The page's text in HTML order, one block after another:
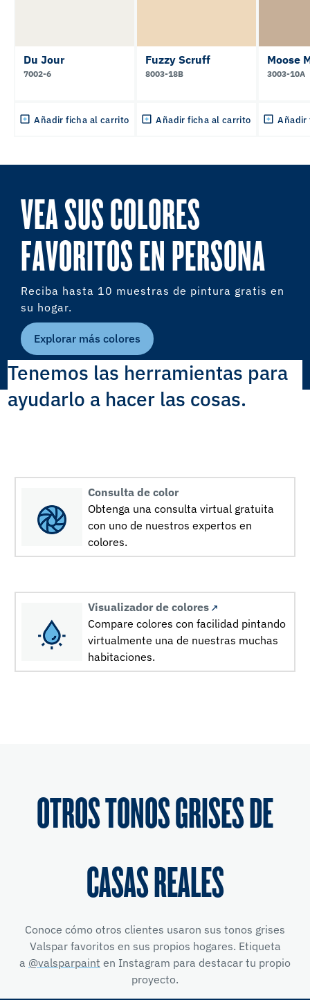
Du Jour
7002-6
Añadir ficha al carrito
Fuzzy Scruff
8003-18B
Añadir ficha al carrito
Moose
3003-10A
Añadir
VEA SUS COLORES
FAVORITOS EN PERSONA
Reciba hasta 10 muestras de pintura gratis en
su hogar.
Explorar más colores
Tenemos las herramientas para
ayudarlo a hacer las cosas.
Consulta de color
Obtenga una consulta virtual gratuita
con uno de nuestros expertos en
colores.
Visualizador de colores
Compare colores con facilidad pintando
virtualmente una de nuestras muchas
habitaciones.
OTROS TONOS GRISES DE
CASAS REALES
Conoce cómo otros clientes usaron sus tonos grises
Valspar favoritos en sus propios hogares. Etiqueta
a @valsparpaint en Instagram para destacar tu propio
proyecto.